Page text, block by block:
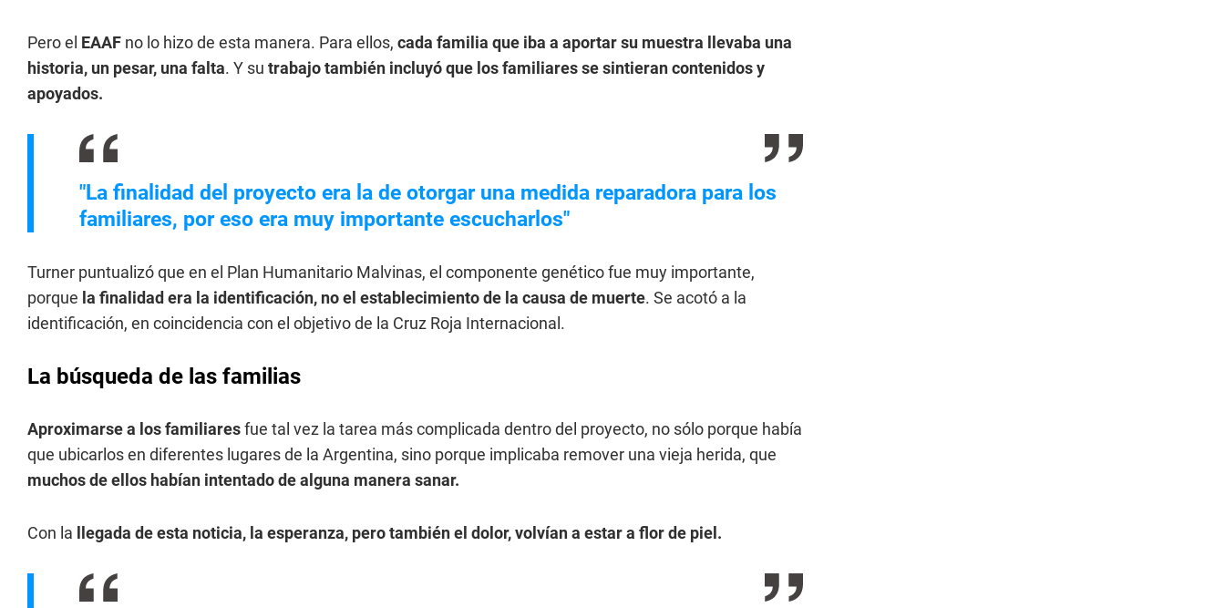
Pero el EAAF no lo hizo de esta manera. Para ellos, cada familia que iba a aportar su muestra llevaba una
historia, un pesar, una falta. Y su trabajo también incluyó que los familiares se sintieran contenidos y
apoyados.
"La finalidad del proyecto era la de otorgar una medida reparadora para los
familiares, por eso era muy importante escucharlos"
Turner puntualizó que en el Plan Humanitario Malvinas, el componente genético fue muy importante,
porque la finalidad era la identificación, no el establecimiento de la causa de muerte. Se acotó a la
identificación, en coincidencia con el objetivo de la Cruz Roja Internacional.
La búsqueda de las familias
Aproximarse a los familiaresfue tal vez la tarea más complicada dentro del proyecto, no sólo porque había
que ubicarlos en diferentes lugares de la Argentina, sino porque implicaba remover una vieja herida, que
muchos de ellos habían intentado de alguna manera sanar.
Con la llegada de esta noticia, la esperanza, pero también el dolor, volvían a estar a flor de piel.